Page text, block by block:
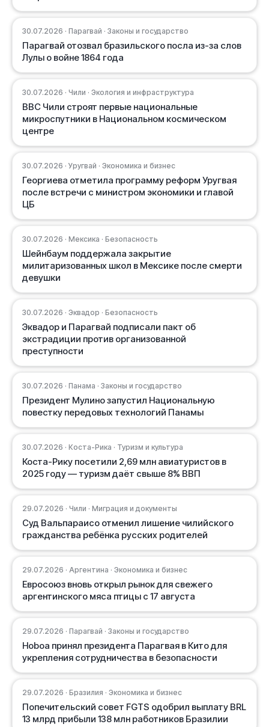
30.07.2026 · Парагвай · Законы и государство
Парагвай отозвал бразильского посла из-за слов
Лулы о войне 1864 года
30.07.2026 · Чили · Экология и инфраструктура
ВВС Чили строят первые национальные
микроспутники в Национальном космическом
центре
30.07.2026 · Уругвай · Экономика и бизнес
Георгиева отметила программу реформ Уругвая
после встречи с министром экономики и главой
ЦБ
30.07.2026 · Мексика · Безопасность
Шейнбаум поддержала закрытие
милитаризованных школ в Мексике после смерти
девушки
30.07.2026 · Эквадор · Безопасность
Эквадор и Парагвай подписали пакт об
экстрадиции против организованной
преступности
30.07.2026 · Панама · Законы и государство
Президент Мулино запустил Национальную
повестку передовых технологий Панамы
30.07.2026 · Коста-Рика · Туризм и культура
Коста-Рику посетили 2,69 млн авиатуристов в
2025 году — туризм даёт свыше 8% ВВП
29.07.2026 · Чили · Миграция и документы
Суд Вальпараисо отменил лишение чилийского
гражданства ребёнка русских родителей
29.07.2026 · Аргентина · Экономика и бизнес
Евросоюз вновь открыл рынок для свежего
аргентинского мяса птицы с 17 августа
29.07.2026 · Парагвай · Законы и государство
Ноboa принял президента Парагвая в Кито для
укрепления сотрудничества в безопасности
29.07.2026 · Бразилия · Экономика и бизнес
Попечительский совет FGTS одобрил выплату BRL
13 млрд прибыли 138 млн работников Бразилии